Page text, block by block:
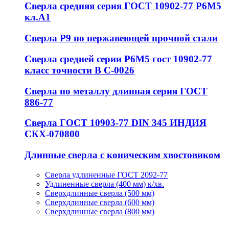
Сверла средняя серия ГОСТ 10902-77 Р6М5
кл.А1
Сверла Р9 по нержавеющей прочной стали
Сверла средней серии Р6М5 гост 10902-77
класс точности В С-0026
Сверла по металлу длинная серия ГОСТ
886-77
Сверла ГОСТ 10903-77 DIN 345 ИНДИЯ
СКХ-070800
Длинные сверла с коническим хвостовиком
Сверла удлиненные ГОСТ 2092-77
Удлиненные сверла (400 мм) к/хв.
Сверхдлинные сверла (500 мм)
Сверхдлинные сверла (600 мм)
Сверхдлинные сверла (800 мм)